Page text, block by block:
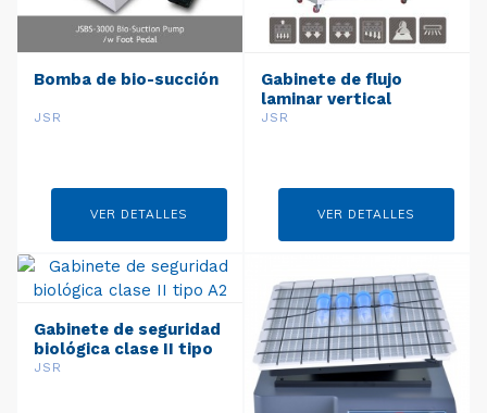
Bomba de bio-succión
JSR
VER DETALLES
Gabinete de flujo
laminar vertical
JSR
VER DETALLES
Gabinete de seguridad
biológica clase II tipo
A2
JSR